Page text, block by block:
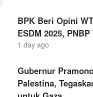
BPK Beri Opini
ESDM 2025,
1 day ago
Gubernur
Palestina,